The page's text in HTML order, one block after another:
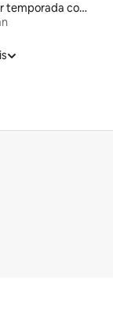
Aluguéis por temporada com banheira de hidromassagem